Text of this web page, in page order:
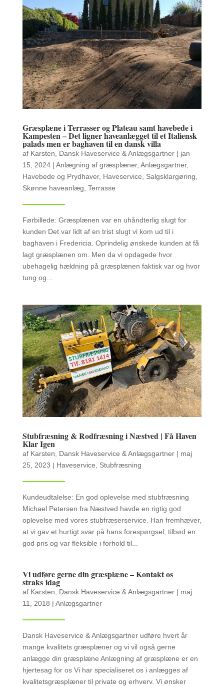
Græsplæne i Terrasser og Plateau samt havebede i
Kampesten – Det ligner haveanlægget til et Italiensk
palads men er baghaven til en dansk villa
af Karsten, Dansk Haveservice & Anlægsgartner| jan
15, 2024| Anlægning af græsplæner, Anlægsgartner,
Havebede og Prydhaver, Haveservice Salgsklargøring
Skønne haveanlæg Terrasse
Førbillede: Græsplænen var en uhåndterlig slugt for
kunden Det var lidt af en trist slugt vi kom ud til i
baghaven i Fredericia. Oprindelig ønskede kunden at få
lagt græsplænen om. Men da vi opdagede hvor
ubehagelig hældning på græsplænen faktisk var og hvor
tung og...
Stubfræsning & Rodfræsning i Næstved | Få Haven
Klar Igen
af Karsten, Dansk Haveservice & Anlægsgartner| maj
25, 2023 | Haveservice Stubfræsning
Kundeudtalelse: En god oplevelse med stubfræsning
Michael Petersen fra Næstved havde en rigtig god
oplevelse med vores stubfræserservice. Han fremhæver,
at vi gav et hurtigt svar på hans forespørgsel, tilbød en
god pris og var fleksible i forhold til...
Vi udføre gerne din græsplæne – Kontakt os
straks idag
af Karsten, Dansk Haveservice & Anlægsgartner| maj
11, 2018 | Anlægsgartner
Dansk Haveservice & Anlægsgartner udføre hvert år
mange kvalitets græsplæner og vi vil også gerne
anlægge din græsplæne Anlægning af græsplæne er en
hjertesag for os Vi har specialiseret os i anlægges af
kvalitetsgræsplæner til private og erhverv. Vi ønsker